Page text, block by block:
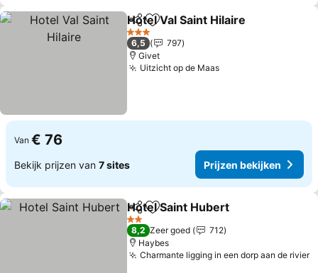
DelenToevoegen aan favorieten
Hotel Val Saint Hilaire
3 Sterren
6,5
797
Givet
Uitzicht op de Maas
Van € 76
Bekijk prijzen van 7 sites Prijzen bekijken
DelenToevoegen aan favorieten
Hotel Saint Hubert
2 Sterren
8,2 Zeer goed
712
Haybes
Charmante ligging in een dorp aan de rivier